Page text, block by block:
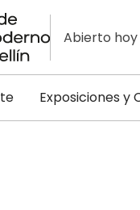
Abierto hoy
Exposiciones y